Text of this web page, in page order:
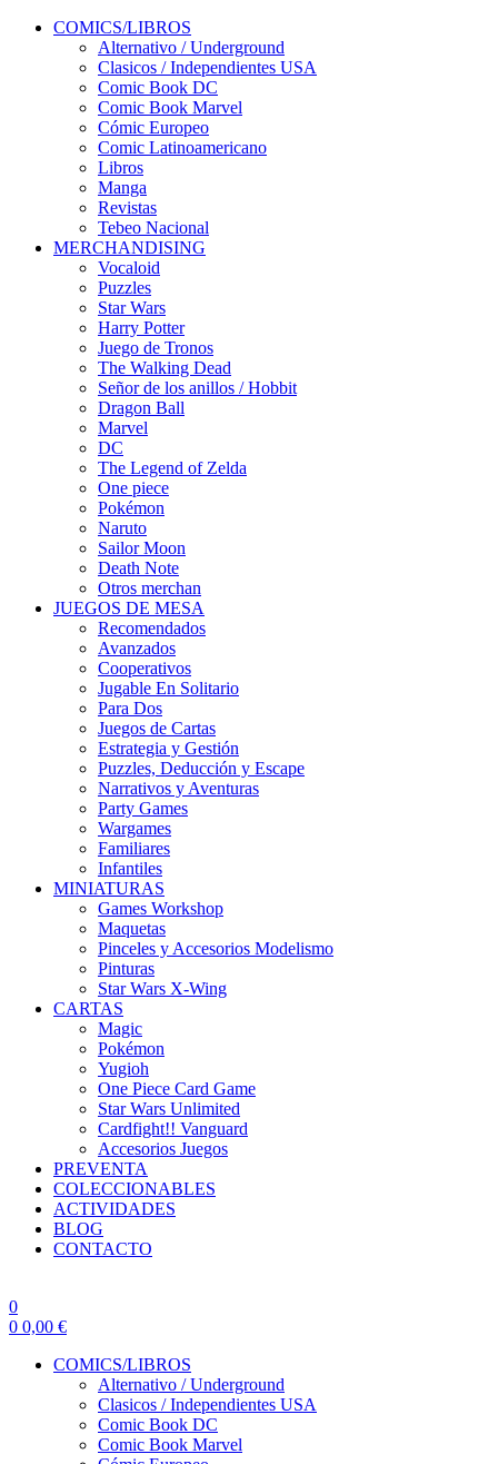
COMICS/LIBROS
Alternativo / Underground
Clasicos / Independientes USA
Comic Book DC
Comic Book Marvel
Cómic Europeo
Comic Latinoamericano
Libros
Manga
Revistas
Tebeo Nacional
MERCHANDISING
Vocaloid
Puzzles
Star Wars
Harry Potter
Juego de Tronos
The Walking Dead
Señor de los anillos / Hobbit
Dragon Ball
Marvel
DC
The Legend of Zelda
One piece
Pokémon
Naruto
Sailor Moon
Death Note
Otros merchan
JUEGOS DE MESA
Recomendados
Avanzados
Cooperativos
Jugable En Solitario
Para Dos
Juegos de Cartas
Estrategia y Gestión
Puzzles, Deducción y Escape
Narrativos y Aventuras
Party Games
Wargames
Familiares
Infantiles
MINIATURAS
Games Workshop
Maquetas
Pinceles y Accesorios Modelismo
Pinturas
Star Wars X-Wing
CARTAS
Magic
Pokémon
Yugioh
One Piece Card Game
Star Wars Unlimited
Cardfight!! Vanguard
Accesorios Juegos
PREVENTA
COLECCIONABLES
ACTIVIDADES
BLOG
CONTACTO
0
0 0,00 €
COMICS/LIBROS
Alternativo / Underground
Clasicos / Independientes USA
Comic Book DC
Comic Book Marvel